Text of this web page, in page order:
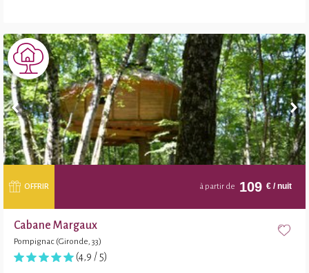
OFFRIR à partir de 109 € / nuit
Cabane Margaux
Pompignac (Gironde, 33)
(4,9 / 5)